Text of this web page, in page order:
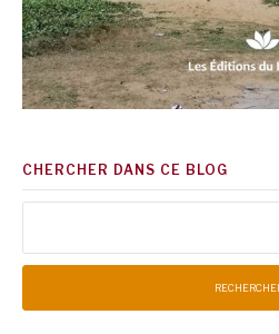
CHERCHER DANS CE BLOG